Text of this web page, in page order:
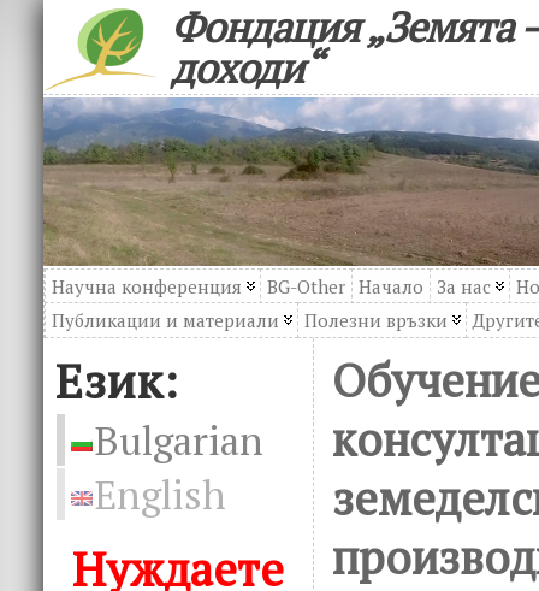
Фондация „Земята
доходи“
Научна конференция BG-Other Начало За нас
Публикации и материали
Полезни връзки
Език:
Bulgarian
English
Нуждаете